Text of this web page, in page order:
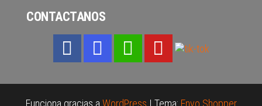
CONTACTANOS
Funciona gracias a WordPress | Tema: Envo Shopper